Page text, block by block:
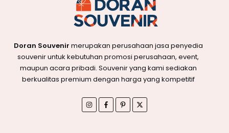
Doran Souvenir merupakan perusahaan jasa penyedia
souvenir untuk kebutuhan promosi perusahaan, event,
maupun acara pribadi. Souvenir yang kami sediakan
berkualitas premium dengan harga yang kompetitif